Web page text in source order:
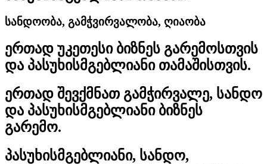
სანდოობა, გამჭვირვალობა, ღიაობა
ერთად უკეთესი ბიზნეს გარემოსთვის
და პასუხისმგებლიანი თამაშისთვის.
ერთად შევქმნათ გამჭირვალე, სანდო
და პასუხისმგებლიანი ბიზნეს
გარემო.
პასუხისმგებლიანი, სანდო,